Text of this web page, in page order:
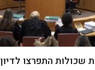
שכולות התפרצו לדיון